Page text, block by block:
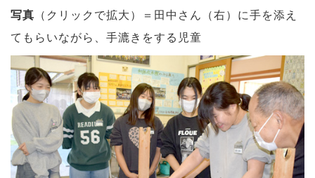
写真 （クリックで拡大）＝田中さん（右）に手を添え
てもらいながら、手漉きをする児童